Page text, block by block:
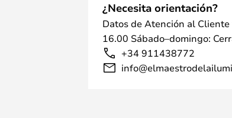
¿Necesita orientación?
Datos de Atención al
16.00 Sábado–domingo:
+34 911438772